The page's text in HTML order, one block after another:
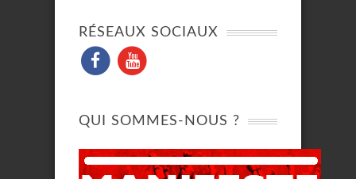
RÉSEAUX SOCIAUX
QUI SOMMES-NOUS ?